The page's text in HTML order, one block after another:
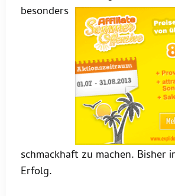
besonders
schmackhaft zu machen. Bisher
Erfolg.